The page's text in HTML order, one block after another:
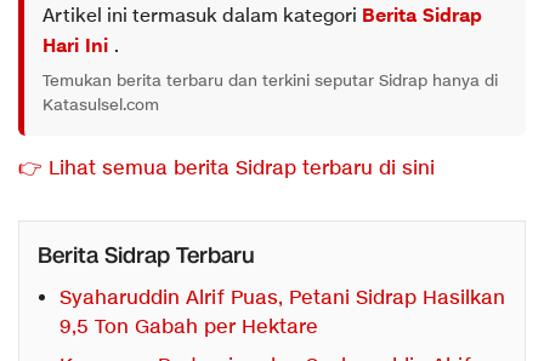
Artikel ini termasuk dalam kategori Berita Sidrap
Hari Ini .
Temukan berita terbaru dan terkini seputar Sidrap hanya di
Katasulsel.com
👉 Lihat semua berita Sidrap terbaru di sini
Berita Sidrap Terbaru
Syaharuddin Alrif Puas, Petani Sidrap Hasilkan
9,5 Ton Gabah per Hektare